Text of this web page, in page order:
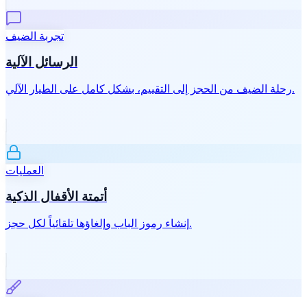
تجربة الضيف
الرسائل الآلية
رحلة الضيف من الحجز إلى التقييم، بشكل كامل على الطيار الآلي.
العمليات
أتمتة الأقفال الذكية
إنشاء رموز الباب وإلغاؤها تلقائياً لكل حجز.